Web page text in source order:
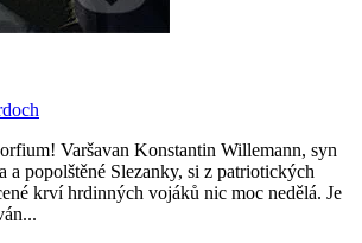
Varšavan Konstantin Willemann, syn
a popolštěné Slezanky, si z patriotických
krví hrdinných vojáků nic moc nedělá. Je